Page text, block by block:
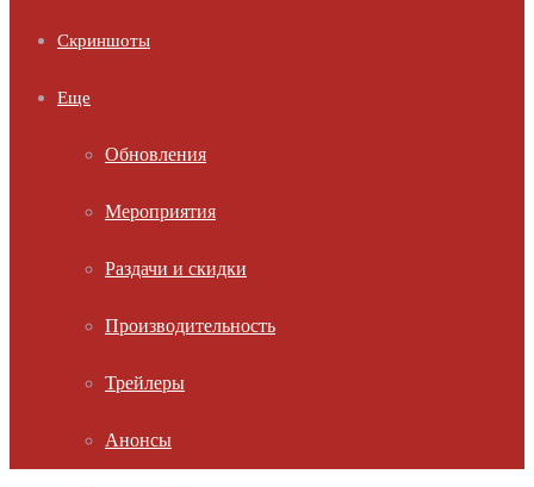
Скриншоты
Еще
Обновления
Мероприятия
Раздачи и скидки
Производительность
Трейлеры
Анонсы